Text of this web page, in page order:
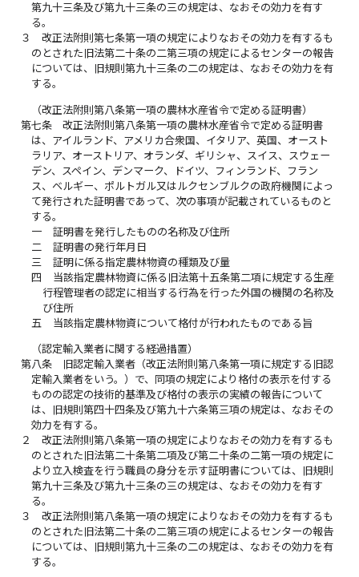
第九十三条及び第九十三条の三の規定は、なおその効力を有す
る。
３
改正法附則第七条第一項の規定によりなおその効力を有するも
のとされた旧法第二十条の二第三項の規定によるセンターの報告
については、旧規則第九十三条の二の規定は、なおその効力を有
する。
（改正法附則第八条第一項の農林水産省令で定める証明書）
第七条
改正法附則第八条第一項の農林水産省令で定める証明書
は、アイルランド、アメリカ合衆国、イタリア、英国、オースト
ラリア、オーストリア、オランダ、ギリシャ、スイス、スウェー
デン、スペイン、デンマーク、ドイツ、フィンランド、フラン
ス、ベルギー、ポルトガル又はルクセンブルクの政府機関によっ
て発行された証明書であって、次の事項が記載されているものと
する。
一
証明書を発行したものの名称及び住所
二
証明書の発行年月日
三
証明に係る指定農林物資の種類及び量
四
当該指定農林物資に係る旧法第十五条第二項に規定する生産
行程管理者の認定に相当する行為を行った外国の機関の名称及
び住所
五
当該指定農林物資について格付が行われたものである旨
（認定輸入業者に関する経過措置）
第八条
旧認定輸入業者（改正法附則第八条第一項に規定する旧認
定輸入業者をいう。）で、同項の規定により格付の表示を付する
ものの認定の技術的基準及び格付の表示の実績の報告について
は、旧規則第四十四条及び第九十六条第三項の規定は、なおその
効力を有する。
２
改正法附則第八条第一項の規定によりなおその効力を有するも
のとされた旧法第二十条第二項及び第二十条の二第一項の規定に
より立入検査を行う職員の身分を示す証明書については、旧規則
第九十三条及び第九十三条の三の規定は、なおその効力を有す
る。
３
改正法附則第八条第一項の規定によりなおその効力を有するも
のとされた旧法第二十条の二第三項の規定によるセンターの報告
については、旧規則第九十三条の二の規定は、なおその効力を有
する。